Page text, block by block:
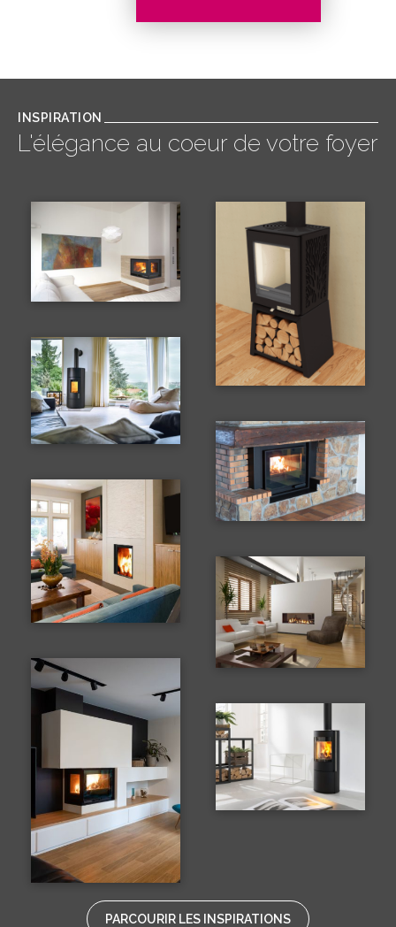
INSPIRATION
L'élégance au coeur de votre foyer
PARCOURIR LES INSPIRATIONS